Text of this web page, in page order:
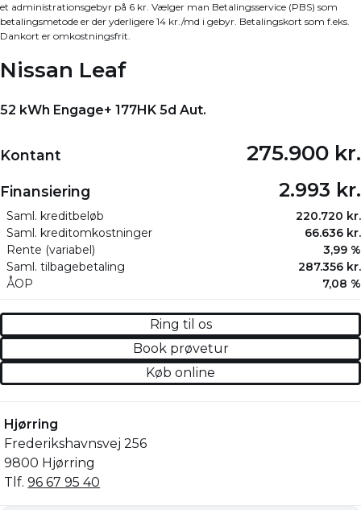
et administrationsgebyr på 6 kr. Vælger man Betalingsservice (PBS) som
betalingsmetode er der yderligere 14 kr./md i gebyr. Betalingskort som f.eks.
Dankort er omkostningsfrit.
Nissan Leaf
52 kWh Engage+ 177HK 5d Aut.
Kontant 275.900 kr.
Finansiering 2.993 kr.
Saml. kreditbeløb
220.720 kr.
Saml. kreditomkostninger
66.636 kr.
Rente (variabel)
3,99 %
Saml. tilbagebetaling
287.356 kr.
ÅOP
7,08 %
Ring til os
Book prøvetur
Køb online
Hjørring
Frederikshavnsvej 256
9800 Hjørring
Tlf.96 67 95 40